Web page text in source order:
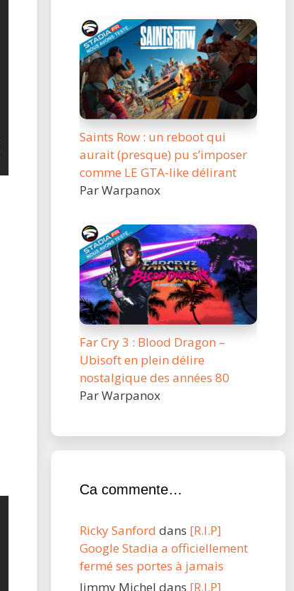
Saints Row : un reboot qui
aurait (presque) pu s’imposer
comme LE GTA-like délirant
Par Warpanox
Far Cry 3 : Blood Dragon –
Ubisoft en plein délire
nostalgique des années 80
Par Warpanox
Ca commente…
Ricky Sanford dans [R.I.P]
Google Stadia a officiellement
fermé ses portes à jamais
Jimmy Michel dans [R.I.P]